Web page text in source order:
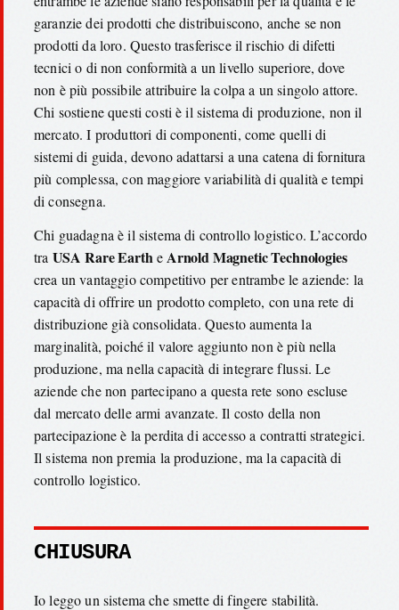
garanzie dei prodotti che distribuiscono, anche se non
prodotti da loro. Questo trasferisce il rischio di difetti
tecnici o di non conformità a un livello superiore, dove
non è più possibile attribuire la colpa a un singolo attore.
Chi sostiene questi costi è il sistema di produzione, non il
mercato. I produttori di componenti, come quelli di
sistemi di guida, devono adattarsi a una catena di fornitura
più complessa, con maggiore variabilità di qualità e tempi
di consegna.
Chi guadagna è il sistema di controllo logistico. L’accordo
tra USA Rare Earth eArnold Magnetic Technologies
crea un vantaggio competitivo per entrambe le aziende: la
capacità di offrire un prodotto completo, con una rete di
distribuzione già consolidata. Questo aumenta la
marginalità, poiché il valore aggiunto non è più nella
produzione, ma nella capacità di integrare flussi. Le
aziende che non partecipano a questa rete sono escluse
dal mercato delle armi avanzate. Il costo della non
partecipazione è la perdita di accesso a contratti strategici.
Il sistema non premia la produzione, ma la capacità di
controllo logistico.
CHIUSURA
Io leggo un sistema che smette di fingere stabilità.